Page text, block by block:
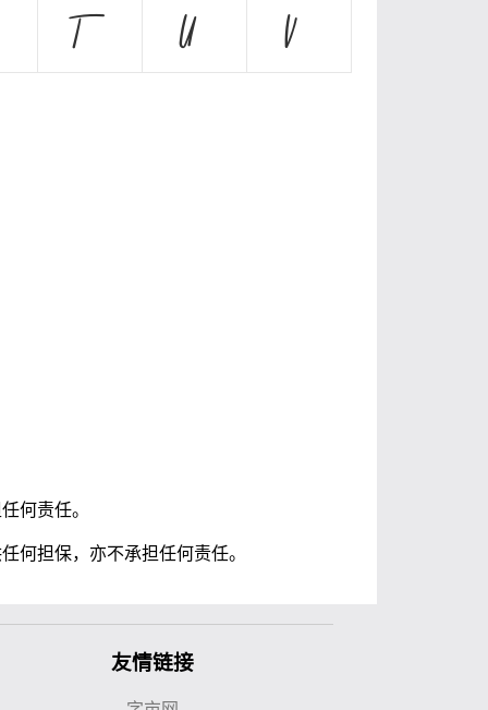
何责任。
何担保，亦不承担任何责任。
友情链接